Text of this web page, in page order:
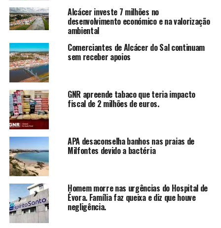
Alcácer investe 7 milhões no
desenvolvimento económico e na valorização
ambiental
Comerciantes de Alcácer do Sal continuam
sem receber apoios
GNR apreende tabaco que teria impacto
fiscal de 2 milhões de euros.
APA desaconselha banhos nas praias de
Milfontes devido a bactéria
Homem morre nas urgências do Hospital de
Évora. Família faz queixa e diz que houve
negligência.